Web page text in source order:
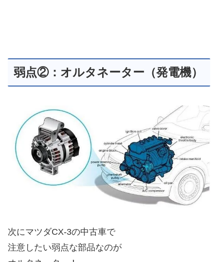
弱点②：オルタネーター（発電機）
次にマツダCX-3の中古車で
注意したい弱点な部品なのが